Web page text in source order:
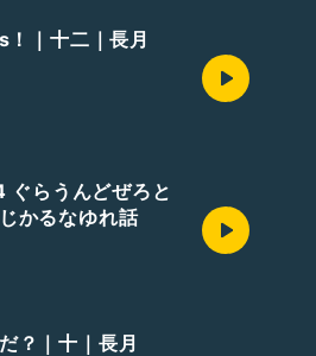
｜十二｜長月
ぐらうんどぜろと
かるなゆれ話
？｜十｜長月